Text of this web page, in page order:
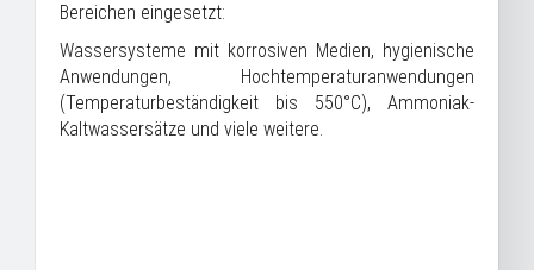
Bereichen eingesetzt:
Wassersysteme mit korrosiven Medien, hygienische
Anwendungen, Hochtemperaturanwendungen
(Temperaturbeständigkeit bis 550°C), Ammoniak-
Kaltwassersätze und viele weitere.